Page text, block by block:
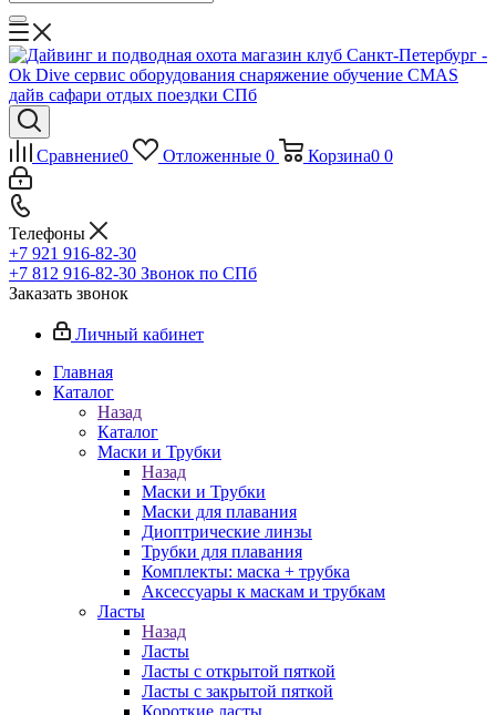
Сравнение0 Отложенные 0 Корзина0 0
Телефоны
+7 921 916-82-30
+7 812 916-82-30 Звонок по СПб
Заказать звонок
Личный кабинет
Главная
Каталог
Назад
Каталог
Маски и Трубки
Назад
Маски и Трубки
Маски для плавания
Диоптрические линзы
Трубки для плавания
Комплекты: маска + трубка
Аксессуары к маскам и трубкам
Ласты
Назад
Ласты
Ласты с открытой пяткой
Ласты с закрытой пяткой
Короткие ласты